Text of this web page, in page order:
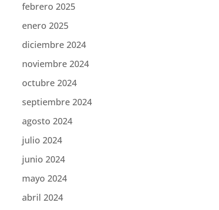
febrero 2025
enero 2025
diciembre 2024
noviembre 2024
octubre 2024
septiembre 2024
agosto 2024
julio 2024
junio 2024
mayo 2024
abril 2024